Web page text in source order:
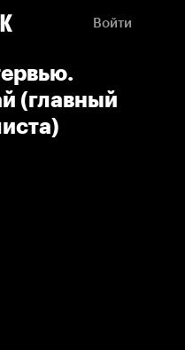
Войти
(главный